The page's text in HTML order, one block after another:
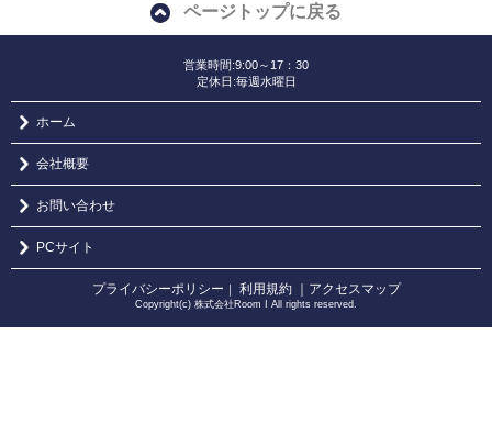
ページトップに戻る
営業時間:9:00～17：30
定休日:毎週水曜日
ホーム
会社概要
お問い合わせ
PCサイト
プライバシーポリシー ｜ 利用規約 ｜アクセスマップ
Copyright(c) 株式会社Room I All rights reserved.